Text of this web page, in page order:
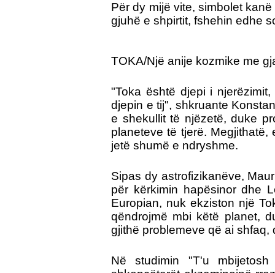
Për dy mijë vite, simbolet
gjuhë e shpirtit, fshehin edhe
TOKA/Një anije kozmike me
"Toka është djepi i
djepin e tij", shkruante
e shekullit të njëzetë, duke
planeteve të tjerë.
jetë shumë e ndryshme.
Sipas dy astrofizikanëve,
për kërkimin hapësinor dhe
Europian, nuk ekziston një
qëndrojmë mbi këtë planet,
gjithë problemeve që ai
Në studimin "T'u